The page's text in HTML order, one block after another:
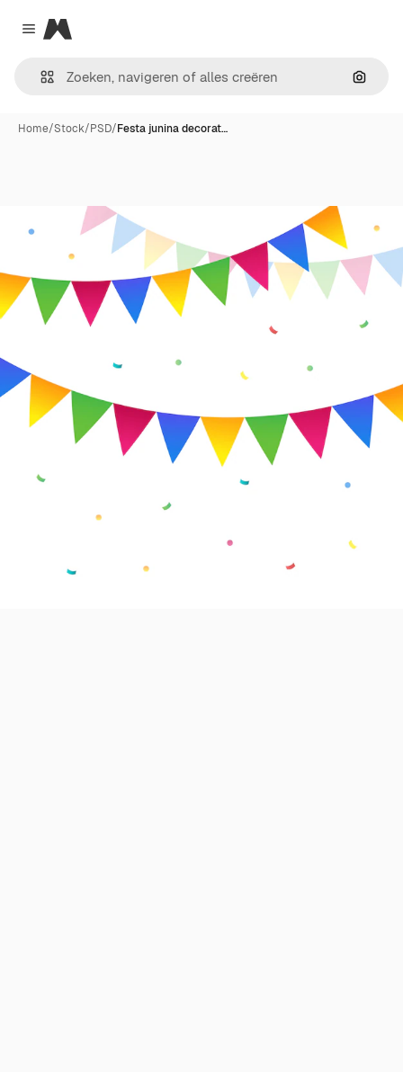
Close menu
Magnific
Home/Stock/PSD/Festa junina decorat…